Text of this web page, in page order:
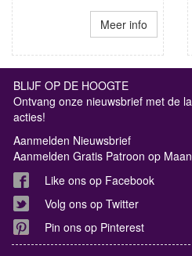
Meer info
BLIJF OP DE HOOGTE
Ontvang onze nieuwsbrief met de
acties!
Aanmelden Nieuwsbrief
Aanmelden Gratis Patroon op
Like ons op Facebook
Volg ons op Twitter
Pin ons op Pinterest